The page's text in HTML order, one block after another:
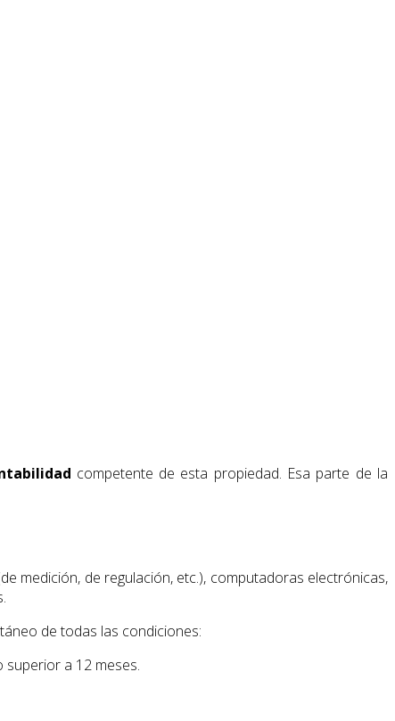
competente de esta propiedad. Esa parte de la
medición, de regulación, etc.), computadoras electrónicas,
de todas las condiciones:
a 12 meses.